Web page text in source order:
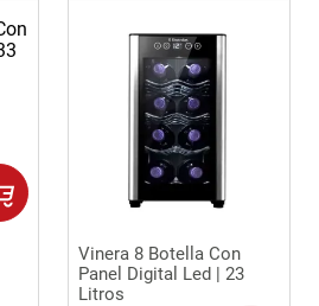
Vinera 8 Botella Con
Panel Digital Led | 23
Litros